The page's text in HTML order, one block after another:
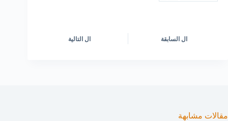
ال السابقة ال التالية
مقالات مشابهة